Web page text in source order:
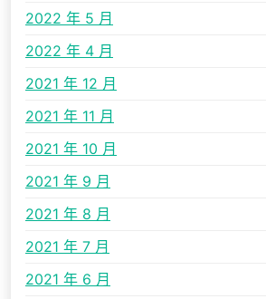
2022 年 5 月
2022 年 4 月
2021 年 12 月
2021 年 11 月
2021 年 10 月
2021 年 9 月
2021 年 8 月
2021 年 7 月
2021 年 6 月